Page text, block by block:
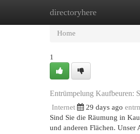
directoryhere
Home
Home
1
Entrümpelung Kaufbeuren:
Internet 29 days ago
Sind Sie die Räumung in
und anderen Flächen. Unser